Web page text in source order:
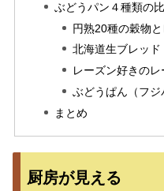
ぶどうパン４種類の
円熟20種の穀物と
北海道生ブレッド
レーズン好きのレ
ぶどうぱん（フジ
まとめ
厨房が見える